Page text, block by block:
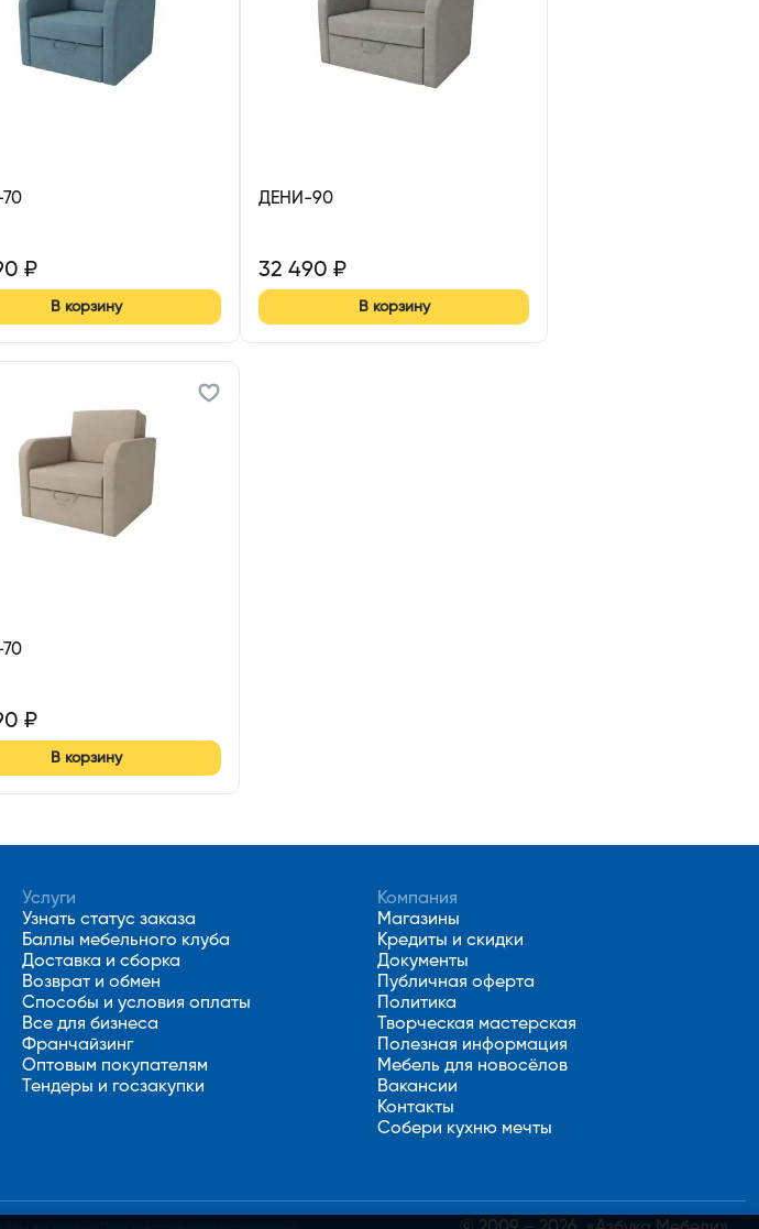
₽
В корзину
ДЕНИ-90
32 490 ₽
В корзину
₽
В корзину
Услуги
Узнать статус заказа
Баллы мебельного клуба
Доставка и сборка
Возврат и обмен
Способы и условия оплаты
Все для бизнеса
Франчайзинг
Оптовым покупателям
Тендеры и госзакупки
Компания
Магазины
Кредиты и скидки
Документы
Публичная оферта
Политика
Творческая мастерская
Полезная информация
Мебель для новосёлов
Вакансии
Контакты
Собери кухню мечты